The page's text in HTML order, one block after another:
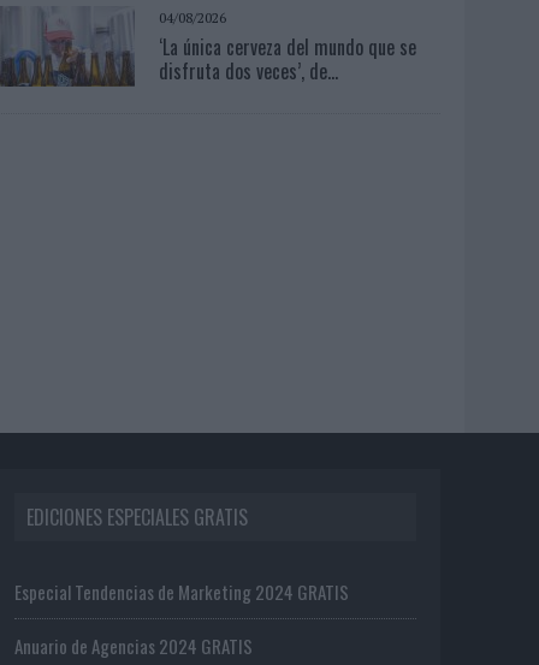
04/08/2026
‘La única cerveza del mundo que se
disfruta dos veces’, de...
EDICIONES ESPECIALES GRATIS
Especial Tendencias de Marketing 2024 GRATIS
Anuario de Agencias 2024 GRATIS